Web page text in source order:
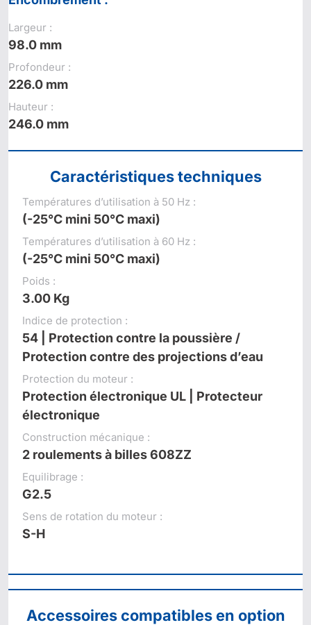
Largeur :
98.0 mm
Profondeur :
226.0 mm
Hauteur :
246.0 mm
Caractéristiques techniques
Températures d’utilisation à 50 Hz :
(-25°C mini 50°C maxi)
Températures d’utilisation à 60 Hz :
(-25°C mini 50°C maxi)
Poids :
3.00 Kg
Indice de protection :
54 | Protection contre la poussière /
Protection contre des projections d’eau
Protection du moteur :
Protection électronique UL | Protecteur
électronique
Construction mécanique :
2 roulements à billes 608ZZ
Equilibrage :
G2.5
Sens de rotation du moteur :
S-H
Accessoires compatibles en option